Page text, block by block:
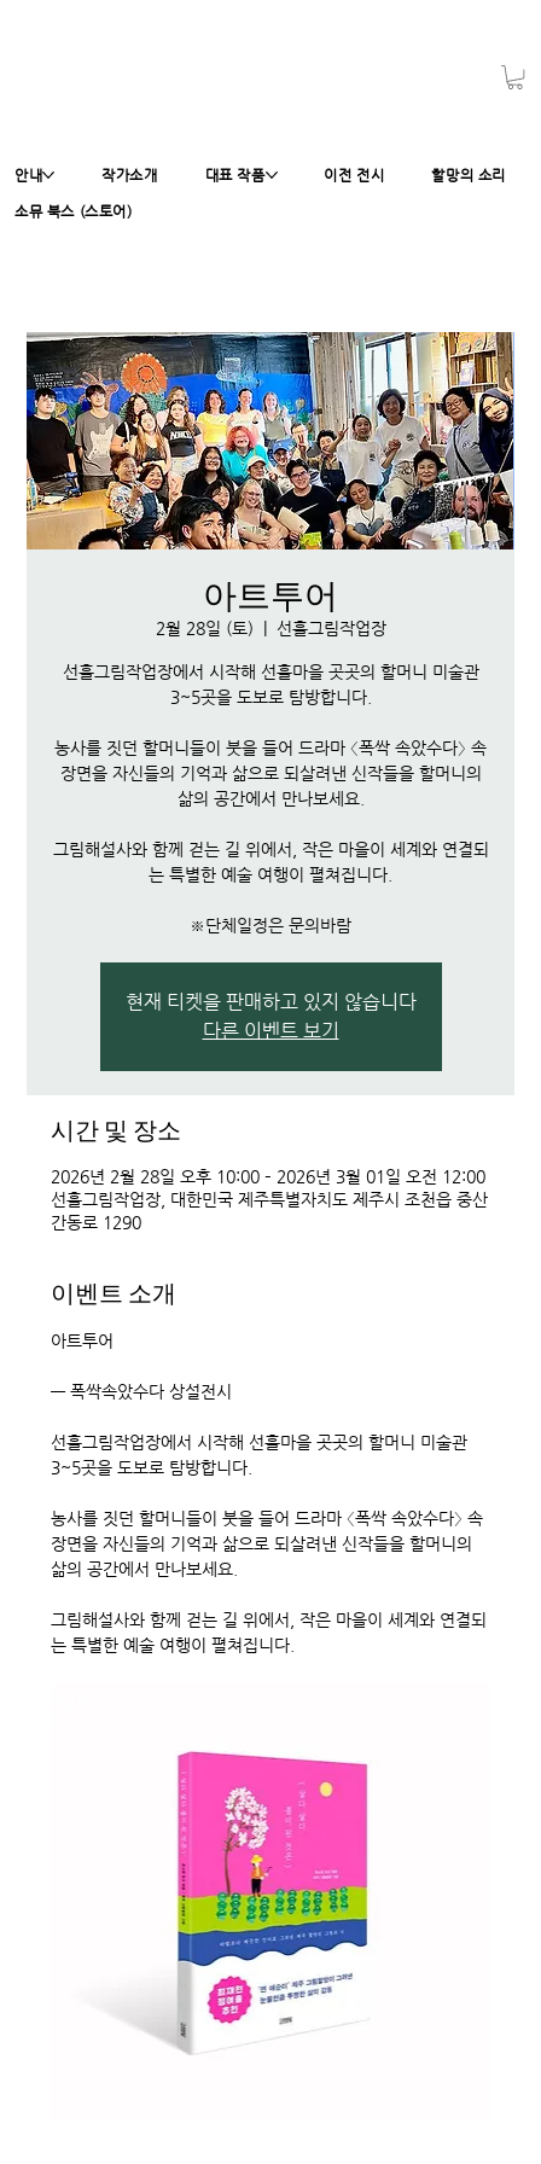
안내 작가소개 대표 작품 이전 전시 할망의 소리
소뮤 북스 (스토어)
아트투어
2월 28일 (토) 선흘그림작업장
선흘그림작업장에서 시작해 선흘마을 곳곳의 할머니 미술관
3~5곳을 도보로 탐방합니다.
농사를 짓던 할머니들이 붓을 들어 드라마 〈폭싹 속았수다〉 속
장면을 자신들의 기억과 삶으로 되살려낸 신작들을 할머니의
삶의 공간에서 만나보세요.
그림해설사와 함께 걷는 길 위에서, 작은 마을이 세계와 연결되
는 특별한 예술 여행이 펼쳐집니다.
※단체일정은 문의바람
현재 티켓을 판매하고 있지 않습니다
다른 이벤트 보기
시간 및 장소
2026년 2월 28일 오후 10:00 – 2026년 3월 01일 오전 12:00
선흘그림작업장, 대한민국 제주특별자치도 제주시 조천읍 중산
간동로 1290
이벤트 소개
아트투어
― 폭싹속았수다 상설전시
선흘그림작업장에서 시작해 선흘마을 곳곳의 할머니 미술관
3~5곳을 도보로 탐방합니다.
농사를 짓던 할머니들이 붓을 들어 드라마 〈폭싹 속았수다〉 속
장면을 자신들의 기억과 삶으로 되살려낸 신작들을 할머니의
삶의 공간에서 만나보세요.
그림해설사와 함께 걷는 길 위에서, 작은 마을이 세계와 연결되
는 특별한 예술 여행이 펼쳐집니다.